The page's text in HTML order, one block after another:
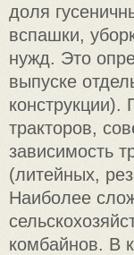
доля
вспашки,
нужд. Это
выпуске
тракторов,
зависимость
(литейных,
Наиболее
комбайнов. В